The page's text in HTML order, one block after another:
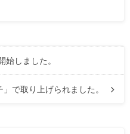
始しました。
で取り上げられました。